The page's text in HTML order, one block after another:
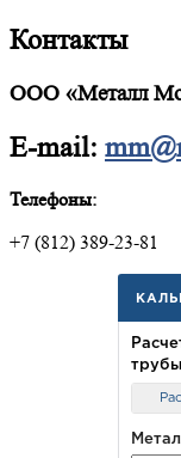
Контакты
ООО «Металл
E-mail:
Телефоны:
+7 (812) 389-23-81